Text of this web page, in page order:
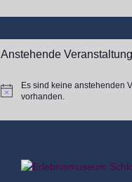
Anstehende
Hinweis
Es sind keine anstehenden
vorhanden.